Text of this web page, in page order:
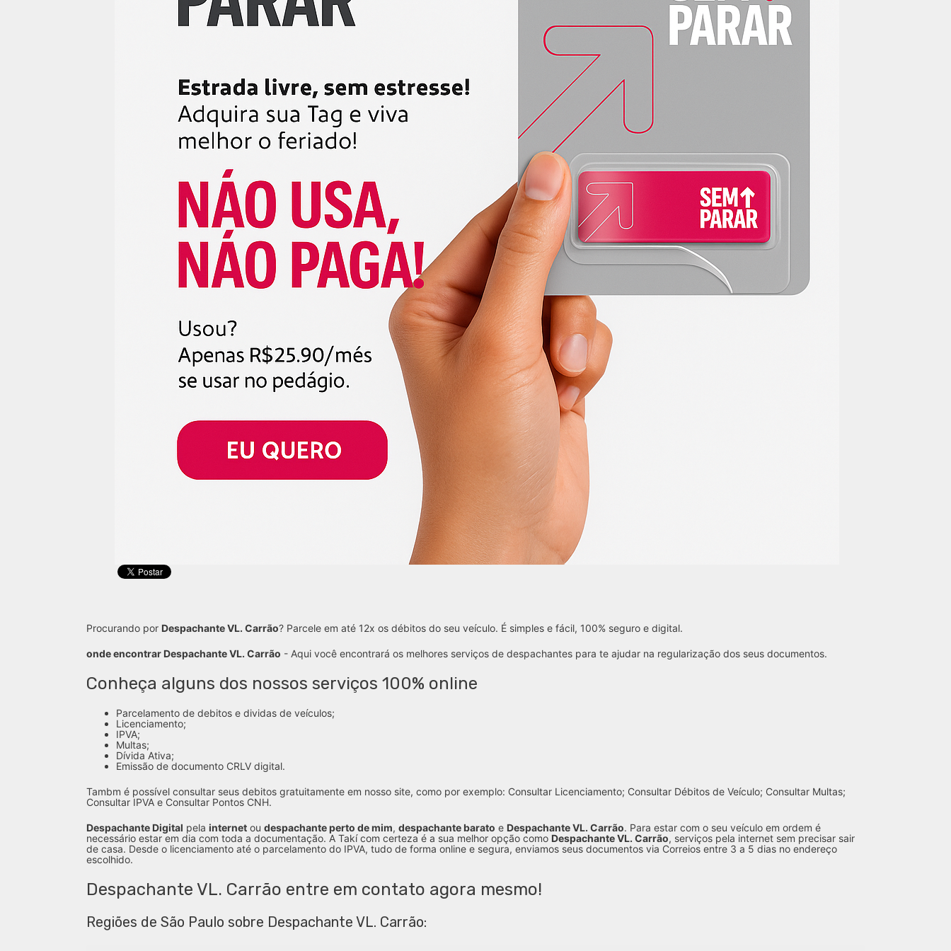
Procurando por Despachante VL. Carrão? Parcele em até 12x os débitos do seu veículo. É simples e fácil, 100% seguro e digital.
onde encontrar Despachante VL. Carrão - Aqui você encontrará os melhores serviços de despachantes para te ajudar na regularização dos seus documentos.
Conheça alguns dos nossos serviços 100% online
Parcelamento de debitos e dividas de veículos;
Licenciamento;
IPVA;
Multas;
Dívida Ativa;
Emissão de documento CRLV digital.
Tambm é possível consultar seus debitos gratuitamente em nosso site, como por exemplo: Consultar Licenciamento; Consultar Débitos de Veículo; Consultar Multas;
Consultar IPVA e Consultar Pontos CNH.
Despachante Digital pela internet ou despachante perto de mim, despachante barato e Despachante VL. Carrão. Para estar com o seu veículo em ordem é
necessário estar em dia com toda a documentação. A Takí com certeza é a sua melhor opção como Despachante VL. Carrão, serviços pela internet sem precisar sair
de casa. Desde o licenciamento até o parcelamento do IPVA, tudo de forma online e segura, enviamos seus documentos via Correios entre 3 a 5 dias no endereço
escolhido.
Despachante VL. Carrão entre em contato agora mesmo!
Regiões de São Paulo sobre Despachante VL. Carrão: